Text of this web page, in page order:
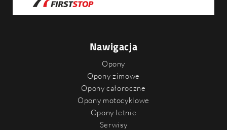
Nawigacja
Opony
Opony zimowe
Opony całoroczne
Opony motocyklowe
Opony letnie
Serwisy